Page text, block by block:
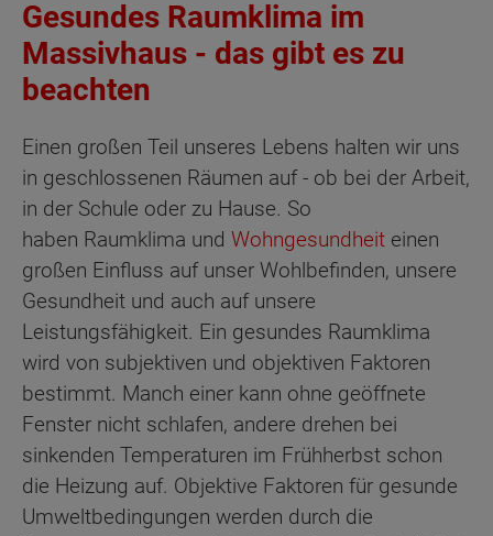
Gesundes Raumklima im
Massivhaus - das gibt es zu
beachten
Einen großen Teil unseres Lebens halten wir uns
in geschlossenen Räumen auf - ob bei der Arbeit,
in der Schule oder zu Hause. So
haben Raumklima und Wohngesundheit einen
großen Einfluss auf unser Wohlbefinden, unsere
Gesundheit und auch auf unsere
Leistungsfähigkeit. Ein gesundes Raumklima
wird von subjektiven und objektiven Faktoren
bestimmt. Manch einer kann ohne geöffnete
Fenster nicht schlafen, andere drehen bei
sinkenden Temperaturen im Frühherbst schon
die Heizung auf. Objektive Faktoren für gesunde
Umweltbedingungen werden durch die